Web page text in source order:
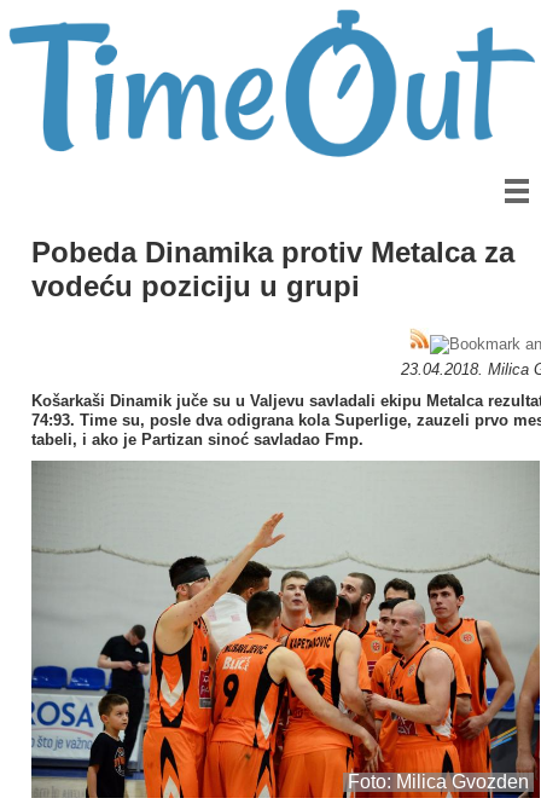
Pobeda Dinamika protiv Metalca za
vodeću poziciju u grupi
23.04.2018. Milica
Košarkaši Dinamik juče su u Valjevu savladali ekipu Metalca
74:93. Time su, posle dva odigrana kola Superlige, zauzeli prvo
tabeli, i ako je Partizan sinoć savladao Fmp.
Foto: Milica Gvozden